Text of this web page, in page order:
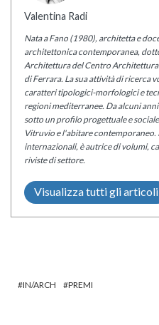
Valentina Radi
Nata a Fano (1980), architetta e
architettonica contemporanea,
Architettura del Centro
di Ferrara. La sua attività di ricerca
caratteri tipologici-morfologici e
regioni mediterranee. Da alcuni
sotto un profilo progettuale e
Vitruvio e l'abitare contemporaneo.
internazionali, è autrice di volumi,
riviste di settore.
Visualizza tutti gli articoli
IN/ARCH PREMI